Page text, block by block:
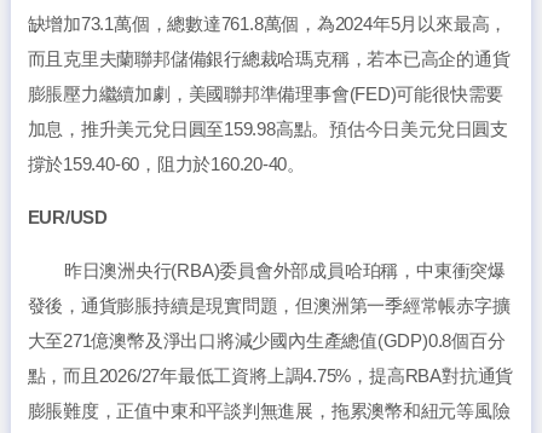
缺增加73.1萬個，總數達761.8萬個，為2024年5月以來最高，
而且克里夫蘭聯邦儲備銀行總裁哈瑪克稱，若本已高企的通貨
膨脹壓力繼續加劇，美國聯邦準備理事會(FED)可能很快需要
加息，推升美元兌日圓至159.98高點。預估今日美元兌日圓支
撐於159.40-60，阻力於160.20-40。
EUR/USD
昨日澳洲央行(RBA)委員會外部成員哈珀稱，中東衝突爆
發後，通貨膨脹持續是現實問題，但澳洲第一季經常帳赤字擴
大至271億澳幣及淨出口將減少國內生產總值(GDP)0.8個百分
點，而且2026/27年最低工資將上調4.75%，提高RBA對抗通貨
膨脹難度，正值中東和平談判無進展，拖累澳幣和紐元等風險